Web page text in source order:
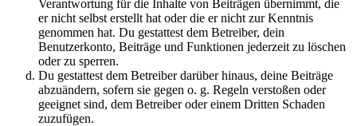
Verantwortung für die Inhalte von Beiträgen übernimmt, die
er nicht selbst erstellt hat oder die er nicht zur Kenntnis
genommen hat. Du gestattest dem Betreiber, dein
Benutzerkonto, Beiträge und Funktionen jederzeit zu löschen
oder zu sperren.
Du gestattest dem Betreiber darüber hinaus, deine Beiträge
abzuändern, sofern sie gegen o. g. Regeln verstoßen oder
geeignet sind, dem Betreiber oder einem Dritten Schaden
zuzufügen.